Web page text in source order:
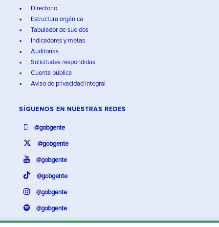
Directorio
Estructura orgánica
Tabulador de sueldos
Indicadores y metas
Auditorías
Solicitudes respondidas
Cuenta pública
Aviso de privacidad integral
SÍGUENOS EN NUESTRAS REDES
@gobgente
@gobgente
@gobgente
@gobgente
@gobgente
@gobgente